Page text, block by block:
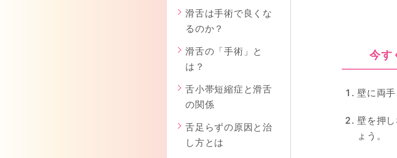
滑舌は手術で良くな
るのか？
滑舌の「手術」と
は？
舌小帯短縮症と滑舌
の関係
舌足らずの原因と治
し方とは
今す
壁に両手
壁を押
ょう。